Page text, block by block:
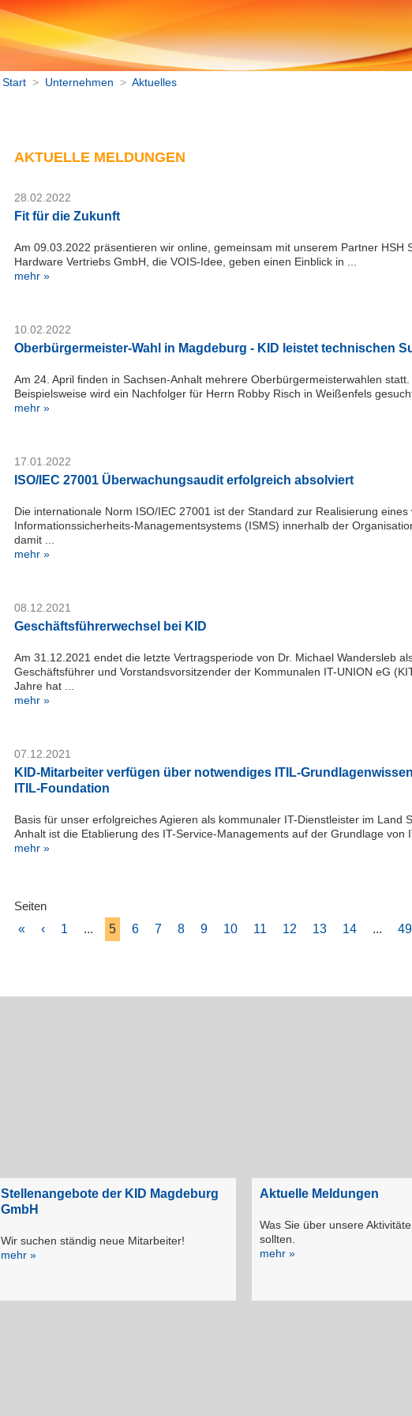
Start > Unternehmen > Aktuelles
AKTUELLE MELDUNGEN
28.02.2022
Fit für die Zukunft
Am 09.03.2022 präsentieren wir online, gemeinsam mit unserem Partner HSH
Hardware Vertriebs GmbH, die VOIS-Idee, geben einen Einblick in ...
mehr »
10.02.2022
Oberbürgermeister-Wahl in Magdeburg - KID leistet technischen
Am 24. April finden in Sachsen-Anhalt mehrere Oberbürgermeisterwahlen statt.
Beispielsweise wird ein Nachfolger für Herrn Robby Risch in Weißenfels
mehr »
17.01.2022
ISO/IEC 27001 Überwachungsaudit erfolgreich absolviert
Die internationale Norm ISO/IEC 27001 ist der Standard zur Realisierung eines
Informationssicherheits-Managementsystems (ISMS) innerhalb der
damit ...
mehr »
08.12.2021
Geschäftsführerwechsel bei KID
Am 31.12.2021 endet die letzte Vertragsperiode von Dr. Michael Wandersleb
Geschäftsführer und Vorstandsvorsitzender der Kommunalen IT-UNION eG
Jahre hat ...
mehr »
07.12.2021
KID-Mitarbeiter verfügen über notwendiges ITIL-
ITIL-Foundation
Basis für unser erfolgreiches Agieren als kommunaler IT-Dienstleister im Land
Anhalt ist die Etablierung des IT-Service-Managements auf der Grundlage von
mehr »
Seiten
«
‹ 1 ... 5 6 7 8 9 10 11 12 13 14 ... 49
Stellenangebote der KID Magdeburg
GmbH
Wir suchen ständig neue Mitarbeiter!
mehr »
Aktuelle Meldungen
Was Sie über unsere
sollten.
mehr »